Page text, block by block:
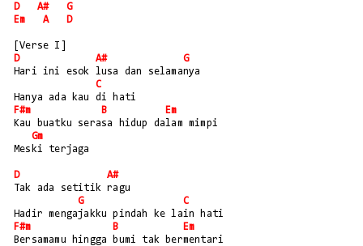
D
A#
G
Em
A D
[Verse I]
D
A#
G
Hari ini esok lusa dan selamanya
C
Hanya ada kau di hati
F#m
B
Em
Kau buatku serasa hidup dalam mimpi
Gm
Meski terjaga
D
A#
Tak ada setitik ragu
G
C
Hadir mengajakku pindah ke lain hati
F#m
B
Em
Bersamamu hingga bumi tak bermentari